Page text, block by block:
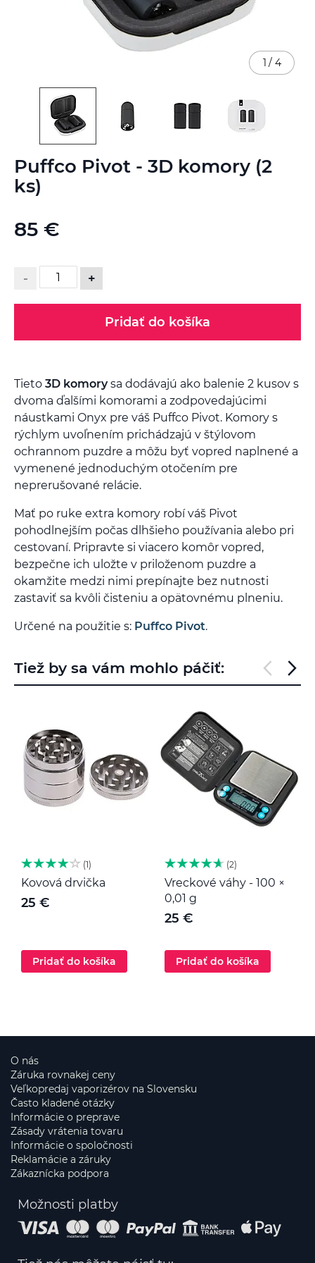
Puffco Pivot - 3D komory (2
ks)
85 €
- +
Pridať do košíka
Tieto 3D komorysa dodávajú ako balenie 2 kusov s
dvoma ďalšími komorami a zodpovedajúcimi
náustkami Onyx pre váš Puffco Pivot. Komory s
rýchlym uvoľnením prichádzajú v štýlovom
ochrannom puzdre a môžu byť vopred naplnené a
vymenené jednoduchým otočením pre
neprerušované relácie.
Mať po ruke extra komory robí váš Pivot
pohodlnejším počas dlhšieho používania alebo pri
cestovaní. Pripravte si viacero komôr vopred,
bezpečne ich uložte v priloženom puzdre a
okamžite medzi nimi prepínajte bez nutnosti
zastaviť sa kvôli čisteniu a opätovnému plneniu.
Určené na použitie s: Puffco Pivot.
1 / 4
na
začiatok
galérie
Tiež by sa vám mohlo páčiť:
1
Kovová drvička
25 €
Pridať do košíka
2
Vreckové váhy - 100 ×
0,01 g
25 €
Pridať do košíka
O nás
Záruka rovnakej ceny
Veľkopredaj vaporizérov na Slovensku
Často kladené otázky
Informácie o preprave
Zásady vrátenia tovaru
Informácie o spoločnosti
Reklamácie a záruky
Zákaznícka podpora
Možnosti platby